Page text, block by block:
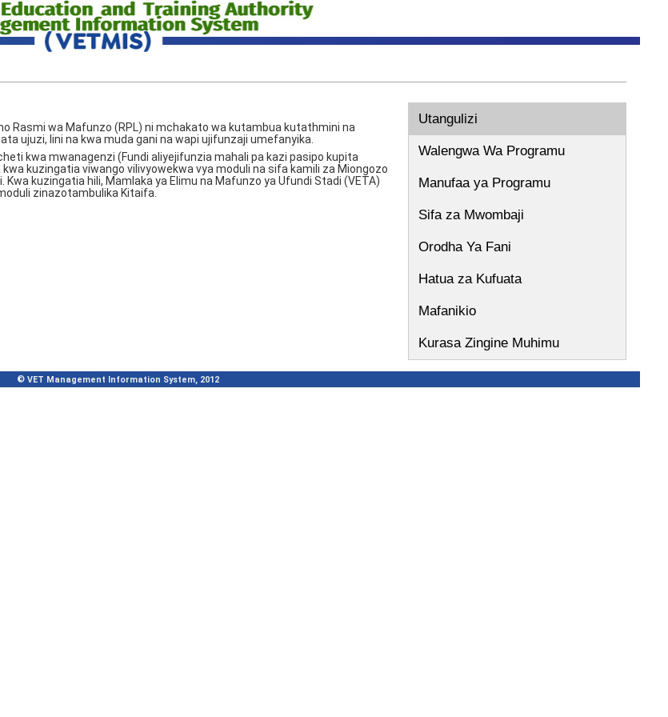
Rasmi wa Mafunzo (RPL) ni mchakato wa kutambua kutathmini na
ujuzi, lini na kwa muda gani na wapi ujifunzaji umefanyika.
kwa mwanagenzi (Fundi aliyejifunzia mahali pa kazi pasipo kupita
kuzingatia viwango vilivyowekwa vya moduli na sifa kamili za Miongozo
kuzingatia hili, Mamlaka ya Elimu na Mafunzo ya Ufundi Stadi (VETA)
zinazotambulika Kitaifa.
Utangulizi
Walengwa Wa Programu
Manufaa ya Programu
Sifa za Mwombaji
Orodha Ya Fani
Hatua za Kufuata
Mafanikio
Kurasa Zingine Muhimu
© VET Management Information System, 2012